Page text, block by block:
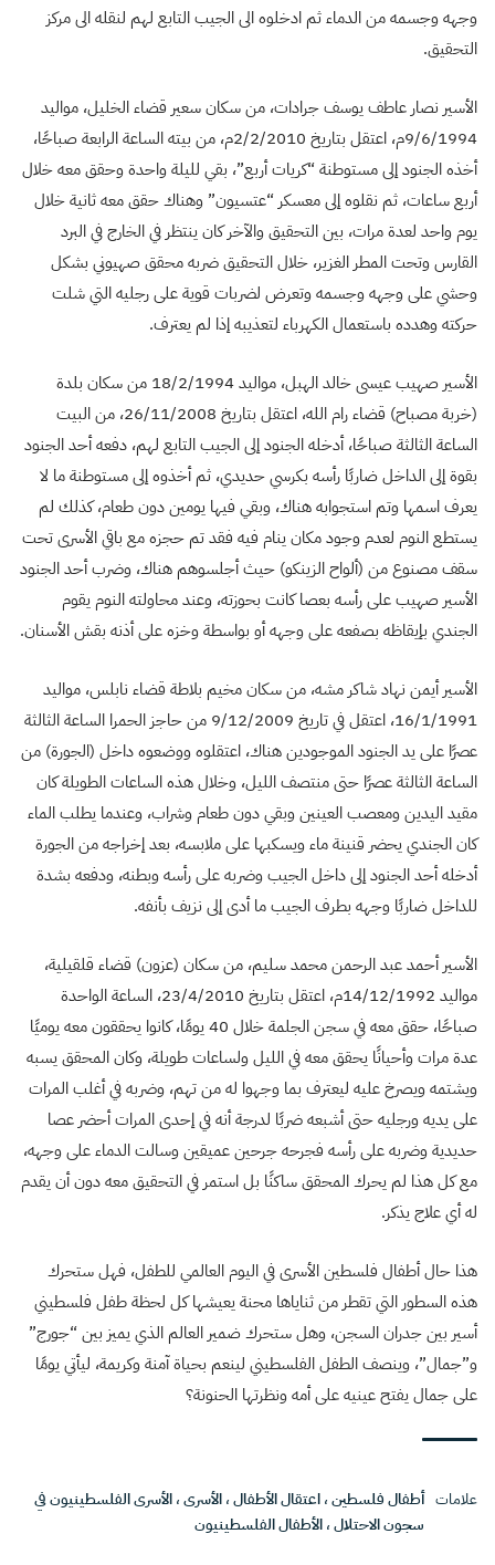
وجهه وجسمه من الدماء ثم ادخلوه الى الجيب التابع لهم لنقله الى مركز
التحقيق.
الأسير نصار عاطف يوسف جرادات، من سكان سعير قضاء الخليل، مواليد
9/6/1994م، اعتقل بتاريخ 2/2/2010م، من بيته الساعة الرابعة صباحًا،
أخذه الجنود إلى مستوطنة “كريات أربع”، بقي لليلة واحدة وحقق معه خلال
أربع ساعات، ثم نقلوه إلى معسكر “عتسيون” وهناك حقق معه ثانية خلال
يوم واحد لعدة مرات، بين التحقيق والآخر كان ينتظر في الخارج في البرد
القارس وتحت المطر الغزير، خلال التحقيق ضربه محقق صهيوني بشكل
وحشي على وجهه وجسمه وتعرض لضربات قوية على رجليه التي شلت
حركته وهدده باستعمال الكهرباء لتعذيبه إذا لم يعترف.
الأسير صهيب عيسى خالد الهبل، مواليد 18/2/1994 من سكان بلدة
(خربة مصباح) قضاء رام الله، اعتقل بتاريخ 26/11/2008، من البيت
الساعة الثالثة صباحًا، أدخله الجنود إلى الجيب التابع لهم، دفعه أحد الجنود
بقوة إلى الداخل ضاربًا رأسه بكرسي حديدي، ثم أخذوه إلى مستوطنة ما لا
يعرف اسمها وتم استجوابه هناك، وبقي فيها يومين دون طعام، كذلك لم
يستطع النوم لعدم وجود مكان ينام فيه فقد تم حجزه مع باقي الأسرى تحت
سقف مصنوع من (ألواح الزينكو) حيث أجلسوهم هناك، وضرب أحد الجنود
الأسير صهيب على رأسه بعصا كانت بحوزته، وعند محاولته النوم يقوم
الجندي بإيقاظه بصفعه على وجهه أو بواسطة وخزه على أذنه بقش الأسنان.
الأسير أيمن نهاد شاكر مشه، من سكان مخيم بلاطة قضاء نابلس، مواليد
16/1/1991، اعتقل في تاريخ 9/12/2009 من حاجز الحمرا الساعة الثالثة
عصرًا على يد الجنود الموجودين هناك، اعتقلوه ووضعوه داخل (الجورة) من
الساعة الثالثة عصرًا حتى منتصف الليل، وخلال هذه الساعات الطويلة كان
مقيد اليدين ومعصب العينين وبقي دون طعام وشراب، وعندما يطلب الماء
كان الجندي يحضر قنينة ماء ويسكبها على ملابسه، بعد إخراجه من الجورة
أدخله أحد الجنود إلى داخل الجيب وضربه على رأسه وبطنه، ودفعه بشدة
للداخل ضاربًا وجهه بطرف الجيب ما أدى إلى نزيف بأنفه.
الأسير أحمد عبد الرحمن محمد سليم، من سكان (عزون) قضاء قلقيلية،
مواليد 14/12/1992م، اعتقل بتاريخ 23/4/2010، الساعة الواحدة
صباحًا، حقق معه في سجن الجلمة خلال 40 يومًا، كانوا يحققون معه يوميًا
عدة مرات وأحيانًا يحقق معه في الليل ولساعات طويلة، وكان المحقق يسبه
ويشتمه ويصرخ عليه ليعترف بما وجهوا له من تهم، وضربه في أغلب المرات
على يديه ورجليه حتى أشبعه ضربًا لدرجة أنه في إحدى المرات أحضر عصا
حديدية وضربه على رأسه فجرحه جرحين عميقين وسالت الدماء على وجهه،
مع كل هذا لم يحرك المحقق ساكنًا بل استمر في التحقيق معه دون أن يقدم
له أي علاج يذكر.
هذا حال أطفال فلسطين الأسرى في اليوم العالمي للطفل، فهل ستحرك
هذه السطور التي تقطر من ثناياها محنة يعيشها كل لحظة طفل فلسطيني
أسير بين جدران السجن، وهل ستحرك ضمير العالم الذي يميز بين “جورج”
و”جمال”، وينصف الطفل الفلسطيني لينعم بحياة آمنة وكريمة، ليأتي يومًا
على جمال يفتح عينيه على أمه ونظرتها الحنونة؟
علامات أطفال فلسطين،اعتقال الأطفال،الأسرى،الأسرى الفلسطينيون في
سجون الاحتلال،الأطفال الفلسطينيون